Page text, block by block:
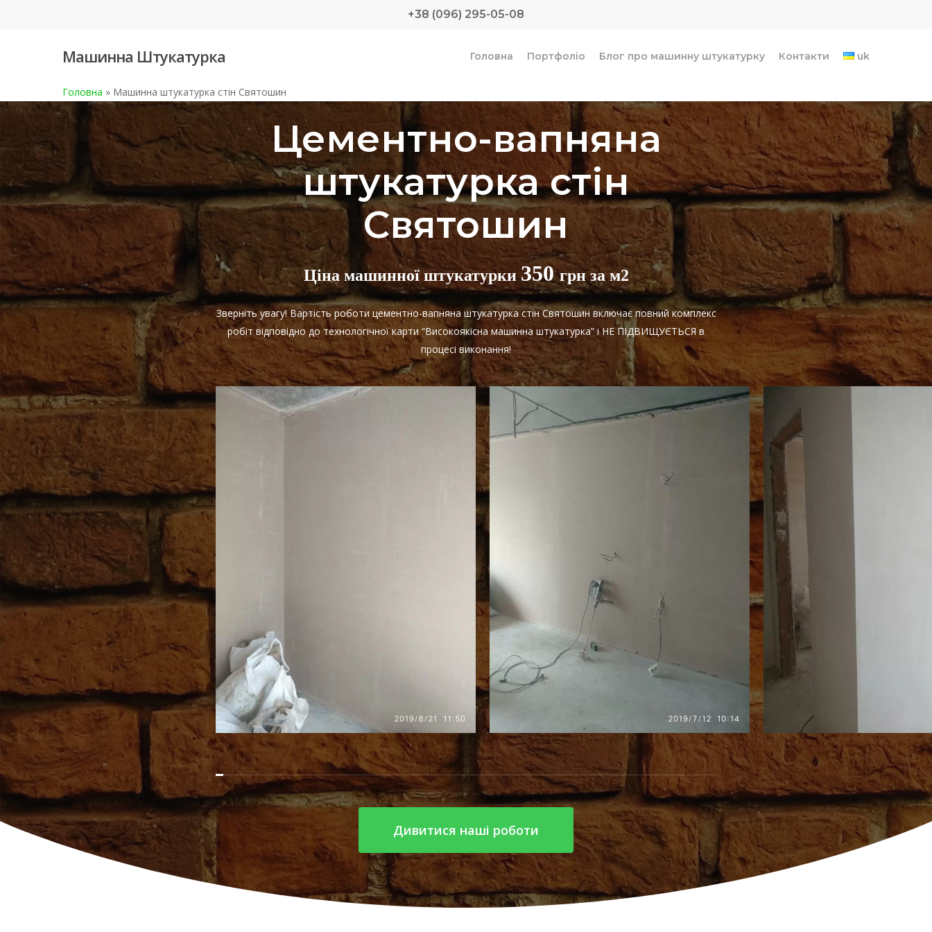
+38 (096) 295-05-08
Машинна Штукатурка Головна Портфоліо Блог про машинну штукатурку Контакти uk
Головна » Машинна штукатурка стін Святошин
Цементно-вапняна
штукатурка стін
Святошин
Ціна машинної штукатурки350грн за м2
Зверніть увагу! Вартість роботи цементно-вапняна штукатурка стін Святошин включає повний комплекс
робіт відповідно до технологічної карти “Високоякісна машинна штукатурка” і НЕ ПІДВИЩУЄТЬСЯ в
процесі виконання!
Дивитися наші роботи